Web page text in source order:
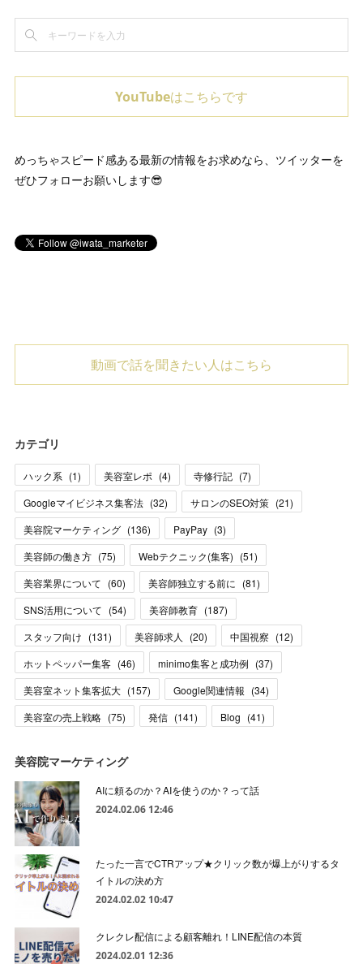
YouTubeはこちらです
めっちゃスピード感ある最新の情報をお求めなら、ツイッターを
ぜひフォローお願いします😎
動画で話を聞きたい人はこちら
カテゴリ
ハック系 (1) 美容室レポ (4) 寺修行記 (7)
Googleマイビジネス集客法 (32) サロンのSEO対策 (21)
美容院マーケティング (136) PayPay (3)
美容師の働き方 (75) Webテクニック(集客) (51)
美容業界について (60) 美容師独立する前に (81)
SNS活用について (54) 美容師教育 (187)
スタッフ向け (131) 美容師求人 (20) 中国視察 (12)
ホットペッパー集客 (46) minimo集客と成功例 (37)
美容室ネット集客拡大 (157) Google関連情報 (34)
美容室の売上戦略 (75) 発信 (141) Blog (41)
美容院マーケティング
AIに頼るのか？AIを使うのか？って話
2024.02.06 12:46
たった一言でCTRアップ★クリック数が爆上がりするタ
イトルの決め方
2024.02.02 10:47
クレクレ配信による顧客離れ！LINE配信の本質
2024.02.01 12:36